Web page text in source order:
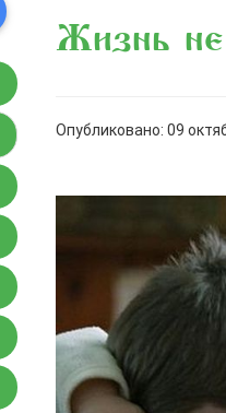
Жизнь не
Опубликовано: 09